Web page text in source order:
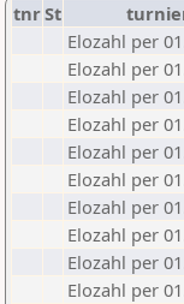
tnrSt
Elozahl per
Elozahl per
Elozahl per
Elozahl per
Elozahl per
Elozahl per
Elozahl per
Elozahl per
Elozahl per
Elozahl per